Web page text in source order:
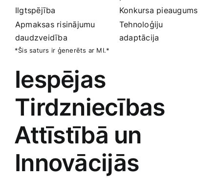
Ilgtspējība
Konkursa pieaugums
Apmaksas risinājumu
daudzveidība
Tehnoloģiju
adaptācija
*Šis saturs ir ģenerēts ar MI.*
Iespējas⁢
Tirdzniecības
⁢Attīstībā un
Innovācijās